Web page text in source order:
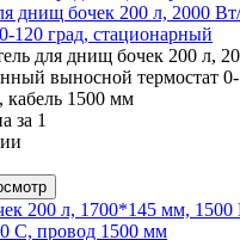
днищ бочек 200 л, 2000
120 град, стационарный
для днищ бочек 200 л,
выносной термостат 0-
кабель 1500 мм
за 1